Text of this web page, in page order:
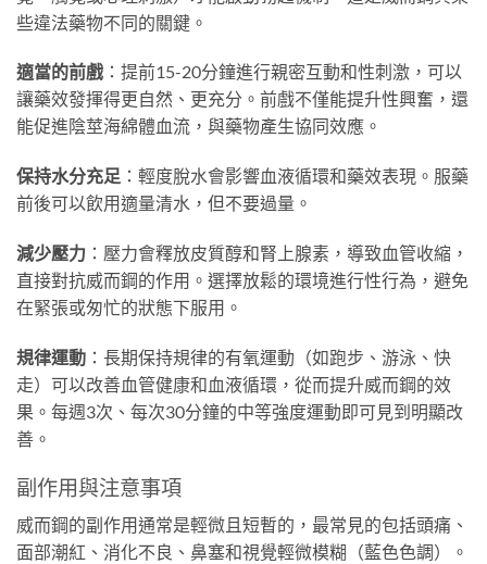
些違法藥物不同的關鍵。
適當的前戲 ：提前15-20分鐘進行親密互動和性刺激，可以
讓藥效發揮得更自然、更充分。前戲不僅能提升性興奮，還
能促進陰莖海綿體血流，與藥物產生協同效應。
保持水分充足 ：輕度脫水會影響血液循環和藥效表現。服藥
前後可以飲用適量清水，但不要過量。
減少壓力 ：壓力會釋放皮質醇和腎上腺素，導致血管收縮，
直接對抗威而鋼的作用。選擇放鬆的環境進行性行為，避免
在緊張或匆忙的狀態下服用。
規律運動 ：長期保持規律的有氧運動（如跑步、游泳、快
走）可以改善血管健康和血液循環，從而提升威而鋼的效
果。每週3次、每次30分鐘的中等強度運動即可見到明顯改
善。
副作用與注意事項
威而鋼的副作用通常是輕微且短暫的，最常見的包括頭痛、
面部潮紅、消化不良、鼻塞和視覺輕微模糊（藍色色調）。